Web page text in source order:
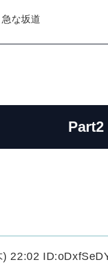
急な坂道
Part2
) 22:02